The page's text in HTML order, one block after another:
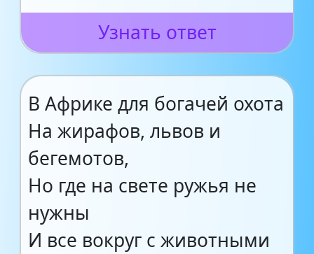
Узнать ответ
В Африке для богачей охота
На жирафов, львов и
бегемотов,
Но где на свете ружья не
нужны
И все вокруг с животными